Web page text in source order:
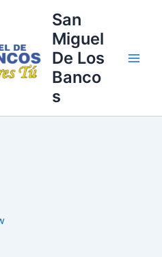
San
Miguel
De Los
Banco
s